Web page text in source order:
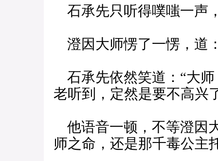
石承先只听得噗嗤一声
澄因大师愣了一愣，道
石承先依然笑道：“大
老听到，定然是要不高兴
他语音一顿，不等澄因
师之命，还是那千毒公主